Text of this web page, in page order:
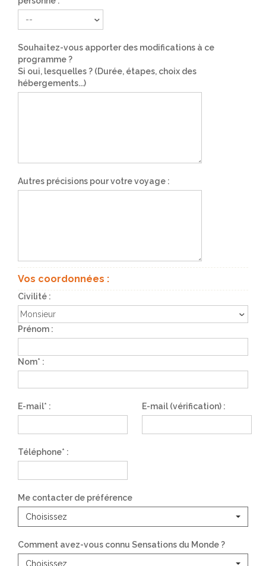
Souhaitez-vous apporter des modifications à ce
programme ?
Si oui, lesquelles ? (Durée, étapes, choix des
hébergements...)
Autres précisions pour votre voyage :
Vos coordonnées :
Civilité :
Prénom :
Nom* :
E-mail* : E-mail (vérification) :
Téléphone* :
Me contacter de préférence
Choisissez
Comment avez-vous connu Sensations du Monde ?
Choisissez